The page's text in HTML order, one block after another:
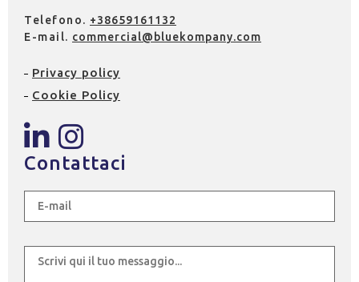
Telefono. +38659161132
E-mail. commercial@bluekompany.com
Privacy policy
Cookie Policy
Contattaci